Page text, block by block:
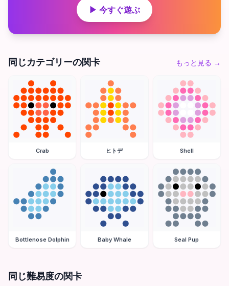
▶ 今すぐ遊ぶ
同じカテゴリーの関卡 もっと見る →
Crab ヒトデ Shell
Bottlenose Dolphin Baby Whale Seal Pup
同じ難易度の関卡